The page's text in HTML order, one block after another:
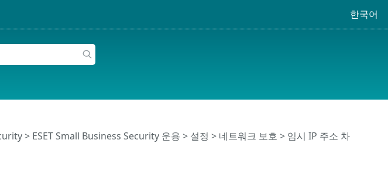
한국어
> ESET Small Business Security 운용 > 설정 > 네트워크 보호 > 임시 IP 주소 차